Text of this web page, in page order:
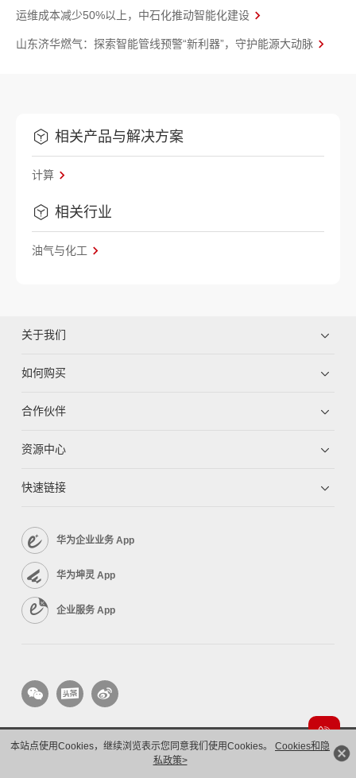
本站点使用Cookies，继续浏览表示您同意我们使用Cookies。 Cookies和隐
私政策>
运维成本减少50%以上，中石化推动智能化建设
山东济华燃气：探索智能管线预警“新利器”，守护能源大动脉
相关产品与解决方案
计算
相关行业
油气与化工
关于我们
如何购买
合作伙伴
资源中心
快速链接
华为企业业务 App
华为坤灵 App
企业服务 App
版权所有 © 华为技术有限公司 1998-2026。 保留一切权利。粤A2-20044005号
隐私保护
法律声明